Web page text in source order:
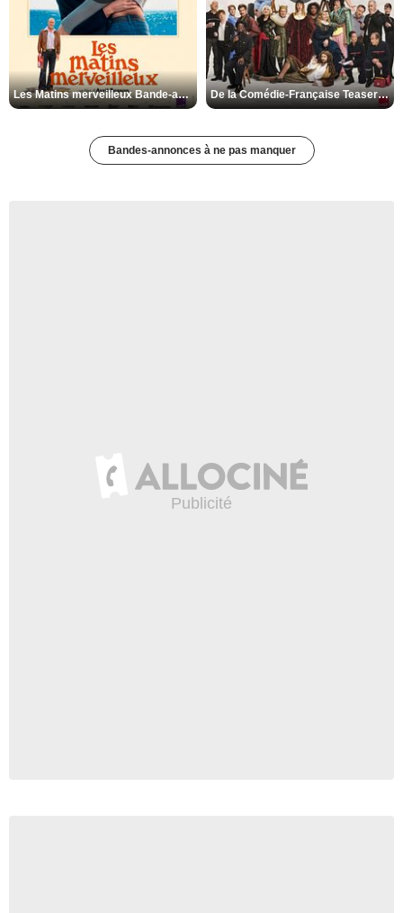
Les Matins merveilleux Bande-annonce VF De la Comédie-Française Teaser VF
Bandes-annonces à ne pas manquer